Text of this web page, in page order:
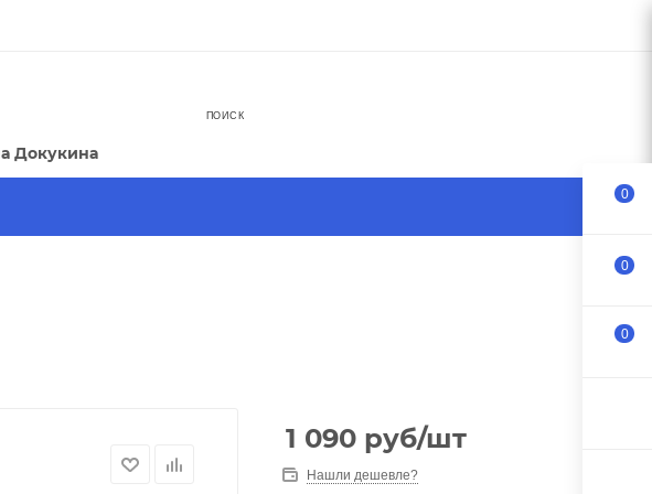
Докукина
ПОИСК
1 090 руб/шт
Нашли дешевле?
0
0
0